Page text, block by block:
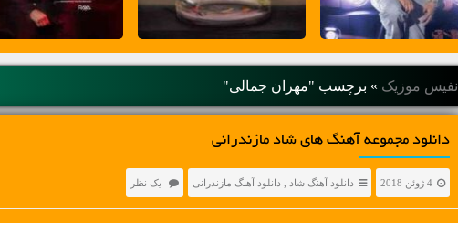
نفیس موزیک » برچسب "مهران جمالی"
دانلود مجموعه آهنگ های شاد مازندرانی
4 ژوئن 2018 دانلود آهنگ شاد دانلود آهنگ مازندرانی یک نظر